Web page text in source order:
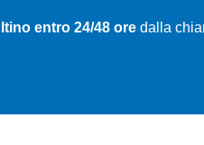
entro 24/48 oredalla